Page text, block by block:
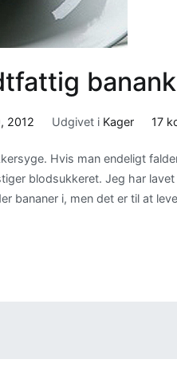
2012 Udgivet i Kager 17
Hvis man endeligt
blodsukkeret. Jeg har
bananer i, men det er til at